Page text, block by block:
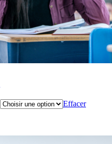
Effacer